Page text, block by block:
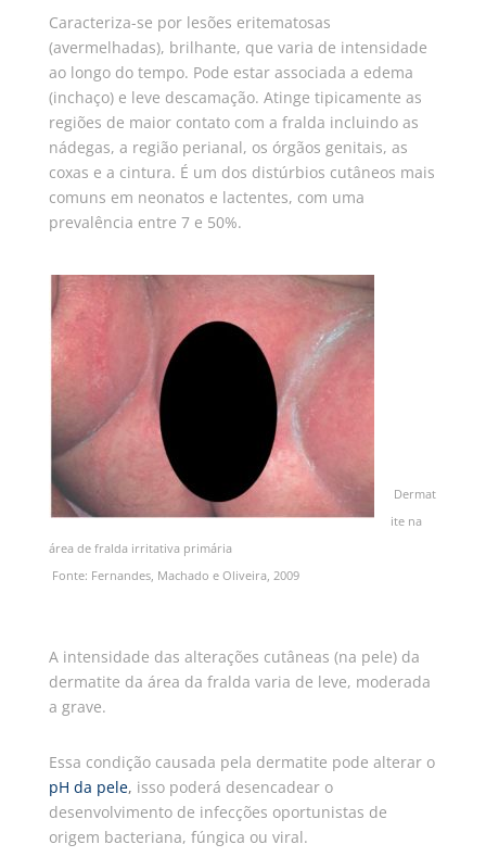
Caracteriza-se por lesões eritematosas
(avermelhadas), brilhante, que varia de intensidade
ao longo do tempo. Pode estar associada a edema
(inchaço) e leve descamação. Atinge tipicamente as
regiões de maior contato com a fralda incluindo as
nádegas, a região perianal, os órgãos genitais, as
coxas e a cintura. É um dos distúrbios cutâneos mais
comuns em neonatos e lactentes, com uma
prevalência entre 7 e 50%.
Dermat
ite na
área de fralda irritativa primária
Fonte: Fernandes, Machado e Oliveira, 2009
A intensidade das alterações cutâneas (na pele) da
dermatite da área da fralda varia de leve, moderada
a grave.
Essa condição causada pela dermatite pode alterar o
pH da pele, isso poderá desencadear o
desenvolvimento de infecções oportunistas de
origem bacteriana, fúngica ou viral.